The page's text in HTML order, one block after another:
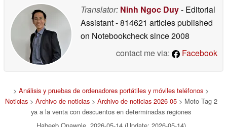
Translator: Ninh Ngoc Duy- Editorial
Assistant- 814621 articles published
on Notebookchecksince 2008
contact me via:
Facebook
> Análisis y pruebas de ordenadores portátiles y móviles teléfonos >
Noticias> Archivo de noticias> Archivo de noticias 2026 05> Moto Tag 2
ya a la venta con descuentos en determinadas regiones